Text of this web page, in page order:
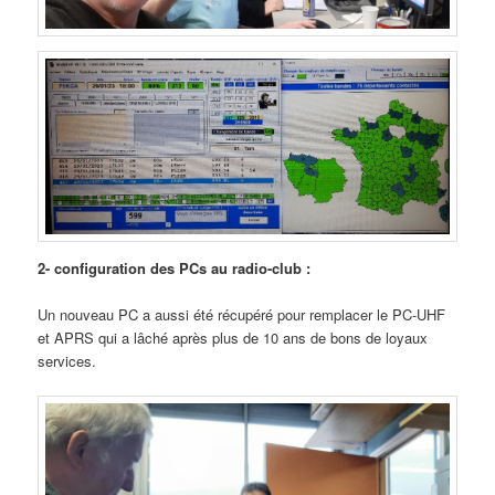
2- configuration des PCs au radio-club :
Un nouveau PC a aussi été récupéré pour remplacer le PC-UHF
et APRS qui a lâché après plus de 10 ans de bons de loyaux
services.